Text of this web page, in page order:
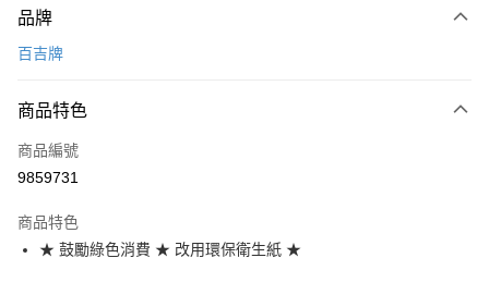
信用卡一次付款
Apple Pay
街口支付
Google Pay
品牌
百吉牌
商品特色
商品編號
9859731
商品特色
★ 鼓勵綠色消費 ★ 改用環保衛生紙 ★